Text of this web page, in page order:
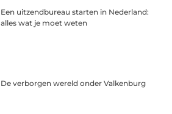
Een uitzendbureau starten in Nederland:
alles wat je moet weten
De verborgen wereld onder Valkenburg